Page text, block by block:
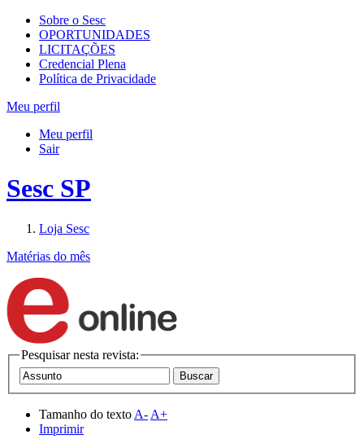
Sobre o Sesc
OPORTUNIDADES
LICITAÇÕES
Credencial Plena
Política de Privacidade
Meu perfil
Meu perfil
Sair
Sesc SP
Loja Sesc
Matérias do mês
Pesquisar nesta revista:
Tamanho do texto A- A+
Imprimir